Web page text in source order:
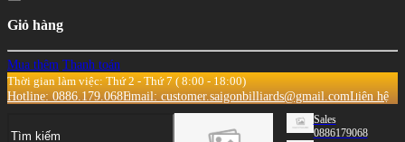
Giỏ hàng
Mua thêm Thanh toán
Thời gian làm việc: Thứ 2 - Thứ 7 ( 8:00 - 18:00)
Hotline: 0886.179.068Email: customer.saigonbilliards@gmail.comLiên hệ
Sales
0886179068